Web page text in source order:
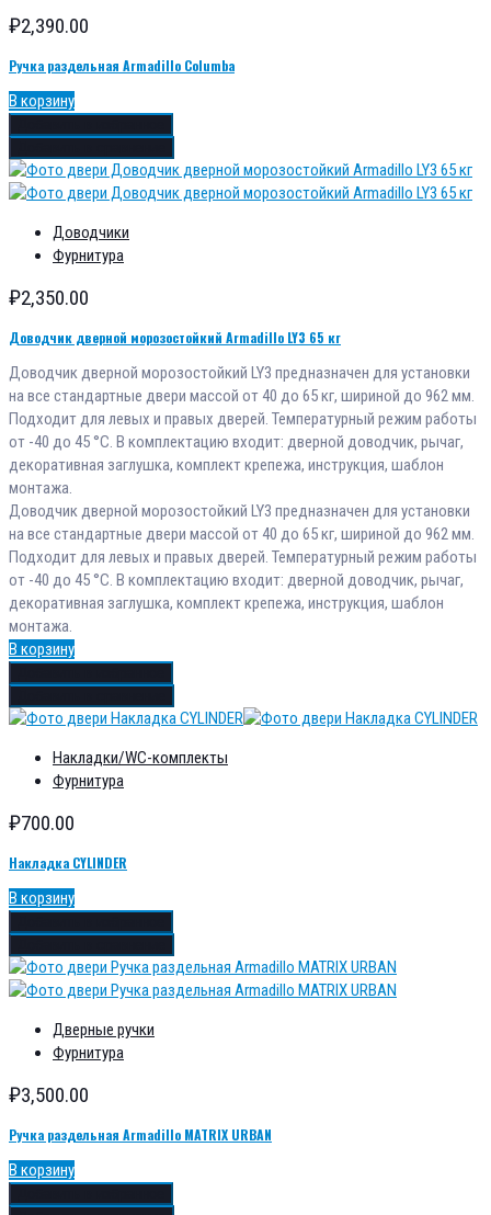
₽2,390.00
Ручка раздельная Armadillo Columba
В корзину
Доводчики
Фурнитура
₽2,350.00
Доводчик дверной морозостойкий Armadillo LY3 65 кг
Доводчик дверной морозостойкий LY3 предназначен для установки
на все стандартные двери массой от 40 до 65 кг, шириной до 962 мм.
Подходит для левых и правых дверей. Температурный режим работы
от -40 до 45 °С. В комплектацию входит: дверной доводчик, рычаг,
декоративная заглушка, комплект крепежа, инструкция, шаблон
монтажа.
Доводчик дверной морозостойкий LY3 предназначен для установки
на все стандартные двери массой от 40 до 65 кг, шириной до 962 мм.
Подходит для левых и правых дверей. Температурный режим работы
от -40 до 45 °С. В комплектацию входит: дверной доводчик, рычаг,
декоративная заглушка, комплект крепежа, инструкция, шаблон
монтажа.
В корзину
Накладки/WC-комплекты
Фурнитура
₽700.00
Накладка CYLINDER
В корзину
Дверные ручки
Фурнитура
₽3,500.00
Ручка раздельная Armadillo MATRIX URBAN
В корзину